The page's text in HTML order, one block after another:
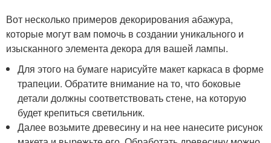
Вот несколько примеров декорирования абажура,
которые могут вам помочь в создании уникального и
изысканного элемента декора для вашей лампы.
Для этого на бумаге нарисуйте макет каркаса в форме
трапеции. Обратите внимание на то, что боковые
детали должны соответствовать стене, на которую
будет крепиться светильник.
Далее возьмите древесину и на нее нанесите рисунок